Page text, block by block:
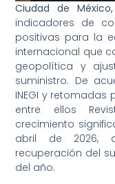
Ciudad de
indicadores de
positivas para la
internacional que
geopolítica y
suministro. De
INEGI y
entre ellos
crecimiento
abril de 2026,
recuperación del
del año.